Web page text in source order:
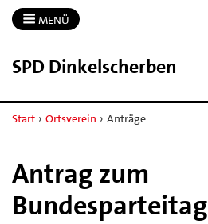
MENÜ
SPD Dinkelscherben
Start › Ortsverein › Anträge
Antrag zum
Bundesparteitag